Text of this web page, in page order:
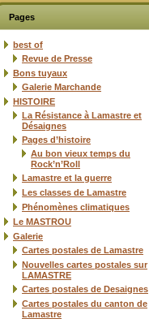
Pages
best of
Revue de Presse
Bons tuyaux
Galerie Marchande
HISTOIRE
La Résistance à Lamastre et
Désaignes
Pages d’histoire
Au bon vieux temps du
Rock’n’Roll
Lamastre et la guerre
Les classes de Lamastre
Phénomènes climatiques
Le MASTROU
Galerie
Cartes postales de Lamastre
Nouvelles cartes postales sur
LAMASTRE
Cartes postales de Desaignes
Cartes postales du canton de
Lamastre